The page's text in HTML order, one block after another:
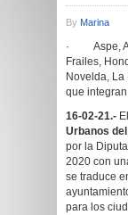
By Marina
· Aspe,
Frailes,
Novelda,
que
16-02-21.- El
Urbanos
por la
2020 con
se traduce
para los